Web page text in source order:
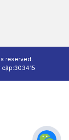
reserved.
cập:303415